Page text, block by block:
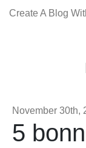
Create A Blog
November 30th,
5